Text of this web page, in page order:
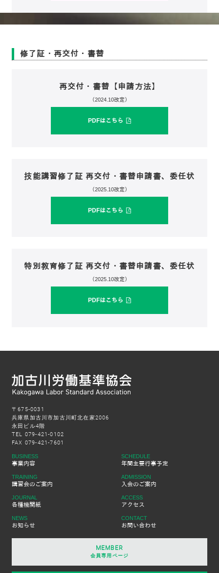
修了証・再交付・書替
再交付・書替【申請方法】
（2024.10改定）
PDFはこちら
技能講習修了証 再交付・書替申請書、委任状
（2025.10改定）
PDFはこちら
特別教育修了証 再交付・書替申請書、委任状
（2025.10改定）
PDFはこちら
〒675-0031
兵庫県加古川市加古川町北在家2006
永田ビル4階
TEL 079-421-0102
FAX 079-421-7601
BUSINESS
事業内容
SCHEDULE
年間主要行事予定
TRAINING
講習会のご案内
ADMISSION
入会のご案内
JOURNAL
各種機関紙
ACCESS
アクセス
NEWS
お知らせ
CONTACT
お問い合わせ
MEMBER
会員専用ページ